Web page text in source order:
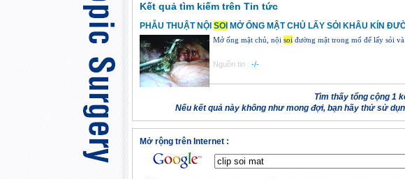
Kết quả tìm kiếm trên Tin tức
PHẪU THUẬT NỘI SOI MỞ ỐNG MẬT CHỦ LẤY SỎI KHÂU KÍN
Mở ống mật chủ, nội soi đường mật trong mổ để lấy sỏi
Nguồn tin : -/-
Tìm thấy tổng cộng 1
Nếu kết quả này không như mong đợi, bạn hãy thử sử
Mở rộng trên Internet :